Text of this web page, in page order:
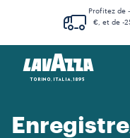
Profitez de
€, et de -